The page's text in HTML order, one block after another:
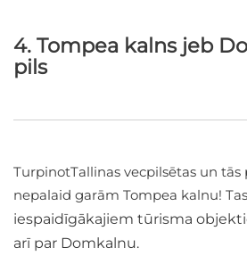
4. Tompea kalns jeb
pils
TurpinotTallinas vecpilsētas un tās
nepalaid garām Tompea kalnu!
iespaidīgākajiem tūrisma
arī par Domkalnu.